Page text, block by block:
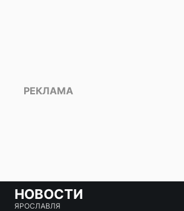
НОВОСТИ
ЯРОСЛАВЛЯ